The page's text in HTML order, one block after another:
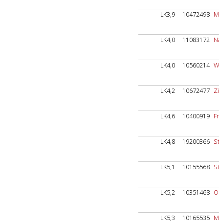
LK3,9 10472498
LK4,0 11083172
LK4,0 10560214
LK4,2 10672477
LK4,6 10400919
LK4,8 19200366
LK5,1 10155568
LK5,2 10351468
LK5,3 10165535